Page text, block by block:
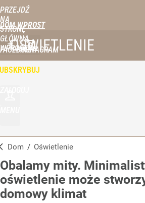
PRZEJDŹ
NA
STRONĘ
GŁÓWNĄ
WPROST.PL
DOM WPROST
FACEBOOKINSTAGRAM
OŚWIETLENIE
Dom / Oświetlenie
Obalamy mity.
oświetlenie może
domowy klimat